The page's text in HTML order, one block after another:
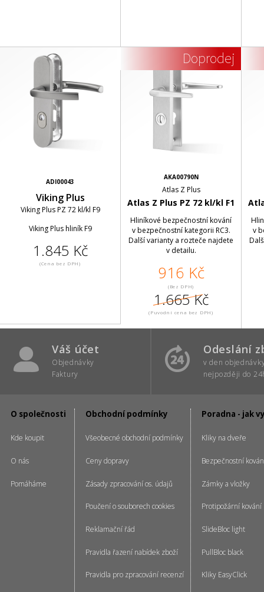
ADI00043
Viking Plus
Viking Plus PZ 72 kl/kl F9
Viking Plus hliník F9
1.845 Kč
(Cena bez DPH)
Doprodej
AKA00790N
Atlas Z Plus
Atlas Z Plus PZ 72 kl/kl F1
Hliníkové bezpečnostní kování
v bezpečnostní kategorii RC3.
Další varianty a rozteče najdete
v detailu.
916 Kč
(Bez DPH)
1.665 Kč
(Puvodní cena bez DPH)
v
Váš účet
Objednávky
Faktury
Odeslání
v den
nejpozději do
O společnosti
Kde koupit
O nás
Pomáháme
Obchodní podmínky
Všeobecné obchodní podmínky
Ceny dopravy
Zásady zpracování os. údajů
Poučení o souborech cookies
Reklamační řád
Pravidla řazení nabídek zboží
Pravidla pro zpracování recenzí
Poradna - jak
Kliky na dveře
Bezpečnostní
Zámky a vložky
Protipožární kování
SlideBloc light
PullBloc black
Kliky EasyClick